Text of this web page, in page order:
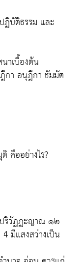
บัติธรรม และ
าเบื้องต้น
กา อนุฎีกา ธัมมัต
คืออย่างไร?
ริวัฏฏะญาณ ๑๒
มีแสงสว่างเป็น